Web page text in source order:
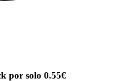
por solo 0.55€